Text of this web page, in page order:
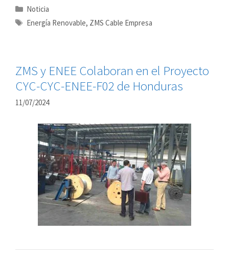
Categorías
Noticia
Etiquetas
Energía Renovable, ZMS Cable Empresa
ZMS y ENEE Colaboran en el Proyecto
CYC-CYC-ENEE-F02 de Honduras
11/07/2024